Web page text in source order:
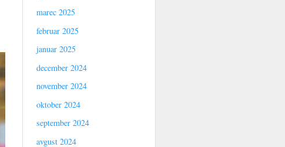
marec 2025
februar 2025
januar 2025
december 2024
november 2024
oktober 2024
september 2024
avgust 2024